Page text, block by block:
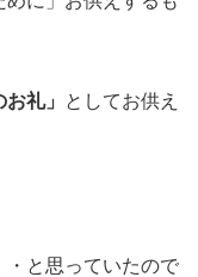
礼」
としてお供え
・と思っていたので